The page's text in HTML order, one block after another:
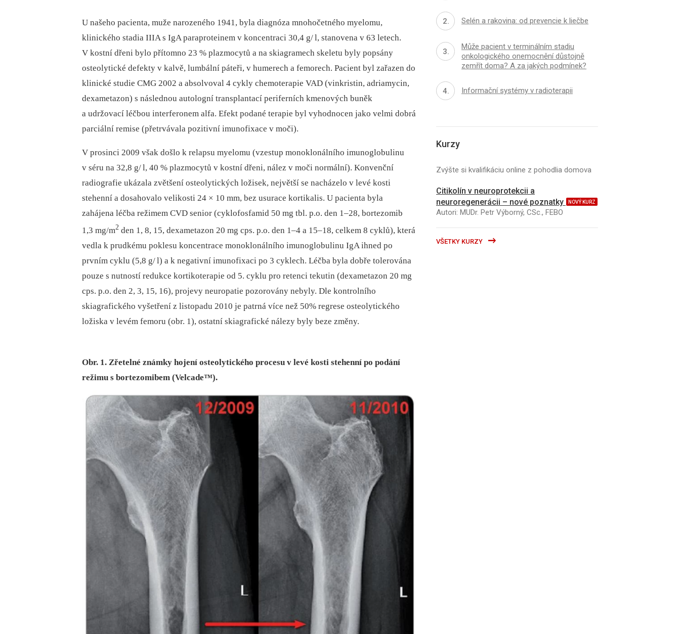
U našeho pacienta, muže narozeného 1941, byla diagnóza mnohočetného myelomu,
klinického stadia IIIA s IgA paraproteinem v koncentraci 30,4 g/ l, stanovena v 63 letech.
V kostní dřeni bylo přítomno 23 % plazmocytů a na skiagramech skeletu byly popsány
osteolytické defekty v kalvě, lumbální páteři, v humerech a femorech. Pacient byl zařazen do
klinické studie CMG 2002 a absolvoval 4 cykly chemoterapie VAD (vinkristin, adriamycin,
dexametazon) s následnou autologní transplantací periferních kmenových buněk
a udržovací léčbou interferonem alfa. Efekt podané terapie byl vyhodnocen jako velmi dobrá
parciální remise (přetrvávala pozitivní imunofixace v moči).
V prosinci 2009 však došlo k relapsu myelomu (vzestup monoklonálního imunoglobulinu
v séru na 32,8 g/ l, 40 % plazmocytů v kostní dřeni, nález v moči normální). Konvenční
radiografie ukázala zvětšení osteolytických ložisek, největší se nacházelo v levé kosti
stehenní a dosahovalo velikosti 24 × 10 mm, bez usurace kortikalis. U pacienta byla
zahájena léčba režimem CVD senior (cyklofosfamid 50 mg tbl. p.o. den 1–28, bortezomib
1,3 mg/m2 den 1, 8, 15, dexametazon 20 mg cps. p.o. den 1–4 a 15–18, celkem 8 cyklů), která
vedla k prudkému poklesu koncentrace monoklonálního imunoglobulinu IgA ihned po
prvním cyklu (5,8 g/ l) a k negativní imunofixaci po 3 cyklech. Léčba byla dobře tolerována
pouze s nutností redukce kortikoterapie od 5. cyklu pro retenci tekutin (dexametazon 20 mg
cps. p.o. den 2, 3, 15, 16), projevy neuropatie pozorovány nebyly. Dle kontrolního
skiagrafického vyšetření z listopadu 2010 je patrná více než 50% regrese osteolytického
ložiska v levém femoru (obr. 1), ostatní skiagrafické nálezy byly beze změny.
Obr. 1. Zřetelné známky hojení osteolytického procesu v levé kosti stehenní po podání
režimu s bortezomibem (Velcade™).
Selén a rakovina: od prevencie k liečbe
Může pacient v terminálním stadiu
onkologického onemocnění důstojně
zemřít doma? A za jakých podmínek?
Informační systémy v radioterapii
Kurzy
Zvýšte si kvalifikáciu online z pohodlia domova
Citikolín v neuroprotekcii a
neuroregenerácii – nové poznatky
NOVÝ KURZ
Autori: MUDr. Petr Výborný, CSc., FEBO
VŠETKY KURZY